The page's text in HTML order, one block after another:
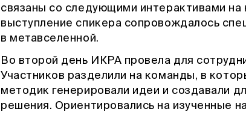
связаны со следующими интерактивами
выступление спикера сопровождалось
в метавселенной.
Во второй день ИКРА провела для
Участников разделили на команды, в
методик генерировали идеи и создавали
решения. Ориентировались на изученные